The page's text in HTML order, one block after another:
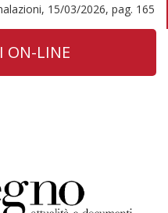
15/03/2026, pag. 165
ON-LINE